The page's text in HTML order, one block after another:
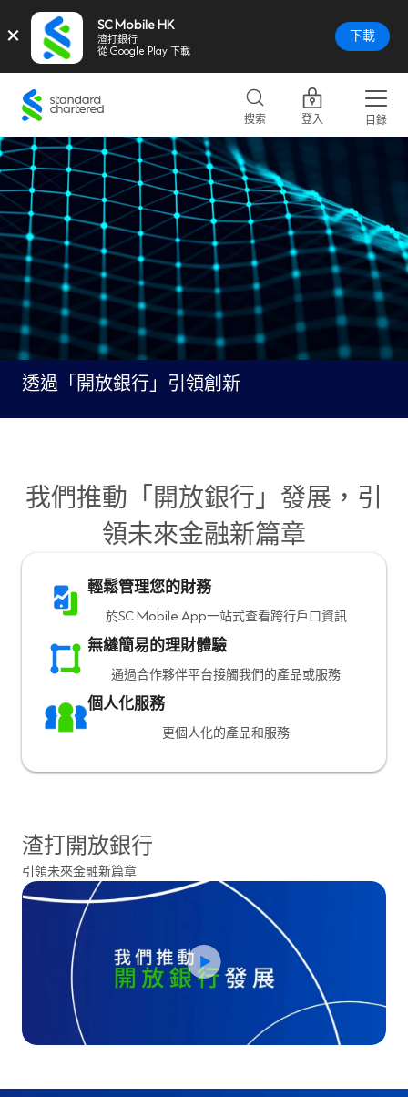
× SC Mobile HK
渣打銀行
從 Google Play 下載
下載
Standard
Chartered
Logo,
Home
Page
Link
搜索 登入 目錄
透過「開放銀行」引領創新
我們推動「開放銀行」發展，引
領未來金融新篇章
輕鬆管理您的財務
於SC Mobile App一站式查看跨行戶口資訊
無縫簡易的理財體驗
通過合作夥伴平台接觸我們的產品或服務
個人化服務
更個人化的產品和服務
渣打開放銀行
引領未來金融新篇章